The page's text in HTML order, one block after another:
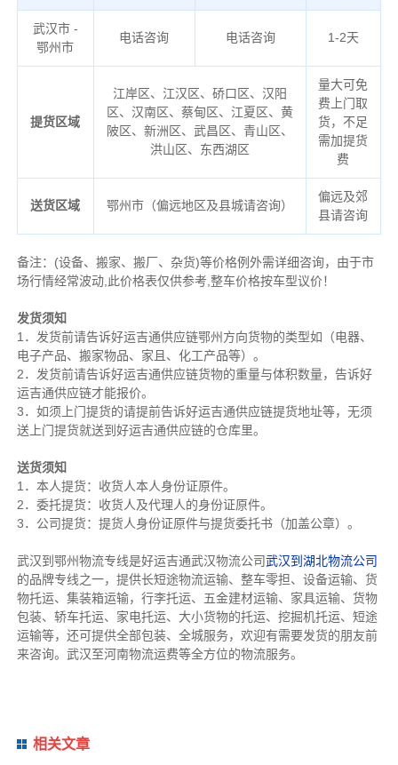
武汉市 -
鄂州市
电话咨询 电话咨询 1-2天
提货区域
江岸区、江汉区、硚口区、汉阳
区、汉南区、蔡甸区、江夏区、黄
陂区、新洲区、武昌区、青山区、
洪山区、东西湖区
量大可免
费上门取
货，不足
需加提货
费
送货区域 鄂州市（偏远地区及县城请咨询）
偏远及郊
县请咨询
备注： (设备、搬家、搬厂、杂货)等价格例外需详细咨询，由于市
场行情经常波动,此价格表仅供参考,整车价格按车型议价！
发货须知
1．发货前请告诉好运吉通供应链鄂州方向货物的类型如（电器、
电子产品、搬家物品、家且、化工产品等）。
2．发货前请告诉好运吉通供应链货物的重量与体积数量，告诉好
运吉通供应链才能报价。
3．如须上门提货的请提前告诉好运吉通供应链提货地址等，无须
送上门提货就送到好运吉通供应链的仓库里。
送货须知
1．本人提货：收货人本人身份证原件。
2．委托提货：收货人及代理人的身份证原件。
3．公司提货：提货人身份证原件与提货委托书（加盖公章）。
武汉到鄂州物流专线是好运吉通武汉物流公司武汉到湖北物流公司
的品牌专线之一，提供长短途物流运输、整车零担、设备运输、货
物托运、集装箱运输，行李托运、五金建材运输、家具运输、货物
包装、轿车托运、家电托运、大小货物的托运、挖掘机托运、短途
运输等，还可提供全部包装、全城服务，欢迎有需要发货的朋友前
来咨询。武汉至河南物流运费等全方位的物流服务。
相关文章